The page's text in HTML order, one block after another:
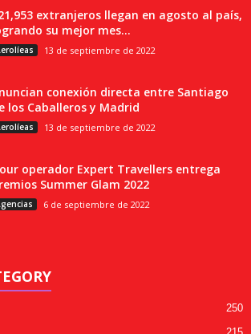
extranjeros llegan en agosto al país,
su mejor mes...
13 de septiembre de 2022
conexión directa entre Santiago
los Caballeros y Madrid
13 de septiembre de 2022
operador Expert Travellers entrega
Summer Glam 2022
6 de septiembre de 2022
250